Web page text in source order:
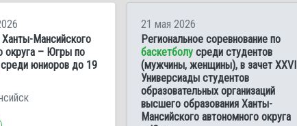
Мансийского
округа – Югры по
среди юниоров до 19
21 мая 2026
Региональное соревнование по
баскетболу среди студентов
(мужчины, женщины), в зачет XXVI
Универсиады студентов
образовательных организаций
высшего образования Ханты-
Мансийского автономного округа